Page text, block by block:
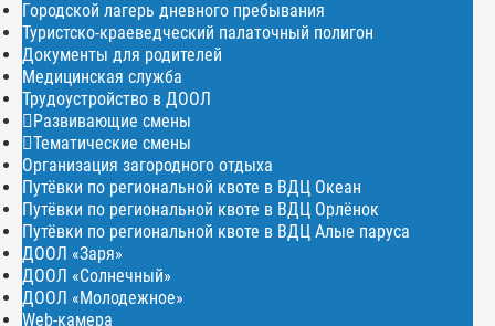
Городской лагерь дневного пребывания
Туристско-краеведческий палаточный полигон
Документы для родителей
Медицинская служба
Трудоустройство в ДООЛ
Развивающие смены
Тематические смены
Организация загородного отдыха
Путёвки по региональной квоте в ВДЦ Океан
Путёвки по региональной квоте в ВДЦ Орлёнок
Путёвки по региональной квоте в ВДЦ Алые паруса
ДООЛ «Заря»
ДООЛ «Солнечный»
ДООЛ «Молодежное»
Web-камера